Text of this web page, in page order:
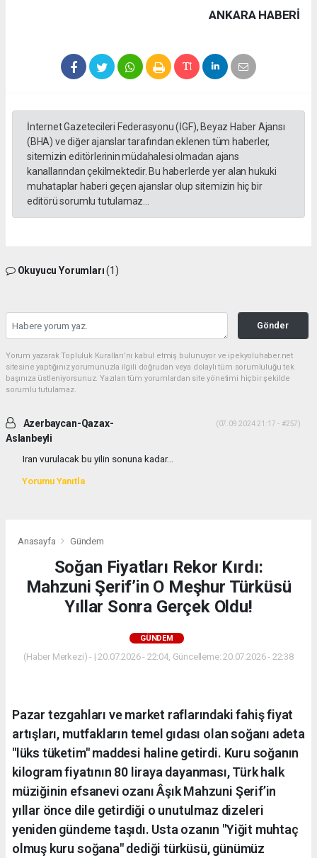
ANKARA HABERİ
İnternet Gazetecileri Federasyonu (İGF), Beyaz Haber Ajansı
(BHA) ve diğer ajanslar tarafından eklenen tüm haberler,
sitemizin editörlerinin müdahalesi olmadan ajans
kanallarından çekilmektedir. Bu haberlerde yer alan hukuki
muhataplar haberi geçen ajanslar olup sitemizin hiç bir
editörü sorumlu tutulamaz...
Okuyucu Yorumları(1)
Gönder
Yorum yazarak Topluluk Kuralları’nı kabul etmiş bulunuyor ve ipekyoluhaber.net
sitesine yaptığınız yorumunuzla ilgili doğrudan veya dolaylı tüm sorumluluğu tek
başınıza üstleniyorsunuz. Yazılan tüm yorumlardan site yönetimi hiçbir şekilde
sorumlu tutulamaz.
Azerbaycan-Qazax-
Aslanbeyli
(07.09.2024 21:17 - #257)
Iran vurulacak bu yilin sonuna kadar...
Yorumu Yanıtla
Anasayfa Gündem
Soğan Fiyatları Rekor Kırdı:
Mahzuni Şerif’in O Meşhur Türküsü
Yıllar Sonra Gerçek Oldu!
GÜNDEM
(Haber Merkezi) - | 20.07.2026 - 22:04, Güncelleme: 20.07.2026 - 22:38
Pazar tezgahları ve market raflarındaki fahiş fiyat
artışları, mutfakların temel gıdası olan soğanı adeta
"lüks tüketim" maddesi haline getirdi. Kuru soğanın
kilogram fiyatının 80 liraya dayanması, Türk halk
müziğinin efsanevi ozanı Âşık Mahzuni Şerif’in
yıllar önce dile getirdiği o unutulmaz dizeleri
yeniden gündeme taşıdı. Usta ozanın "Yiğit muhtaç
olmuş kuru soğana" dediği türküsü, günümüz